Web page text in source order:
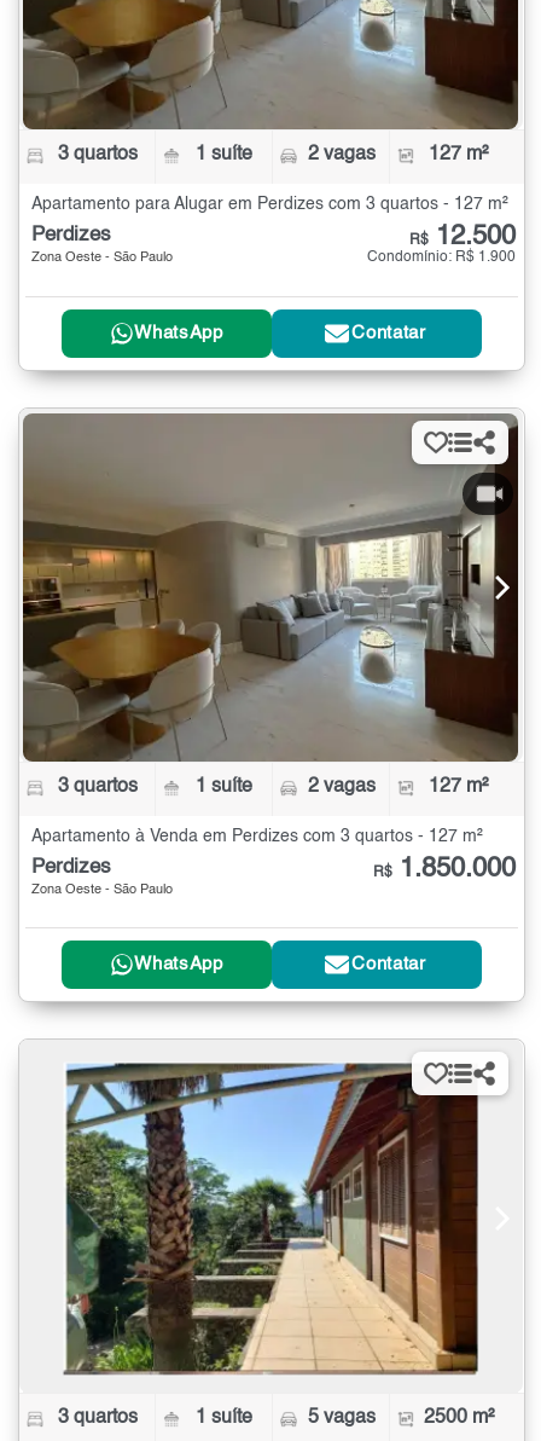
3 quartos 1 suíte 2 vagas 127 m²
Apartamento para Alugar em Perdizes com 3 quartos - 127 m²
Perdizes
Zona Oeste - São Paulo
R$ 12.500
Condomínio: R$ 1.900
WhatsApp Contatar
3 quartos 1 suíte 2 vagas 127 m²
Apartamento à Venda em Perdizes com 3 quartos - 127 m²
Perdizes
Zona Oeste - São Paulo
R$ 1.850.000
WhatsApp Contatar
3 quartos 1 suíte 5 vagas 2500 m²